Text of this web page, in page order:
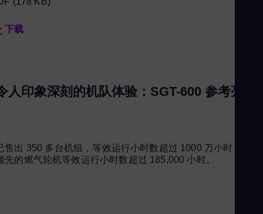
下载
人印象深刻的机队体验：SGT-600 参考亮点
售出 350 多台机组，等效运行小时数超过 1000 万小时，车队
先的燃气轮机等效运行小时数超过 185,000 小时。